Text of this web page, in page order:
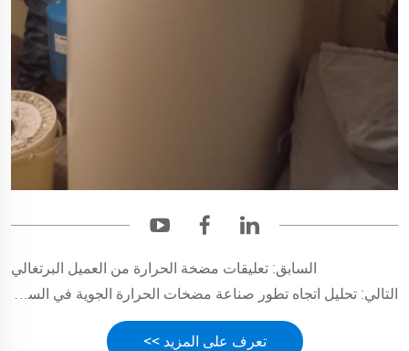
السابق: تعليقات مضخة الحرارة من العميل البرتغالي
التالي: تحليل اتجاه تطور صناعة مضخات الحرارة الجوية في السوق الأوروبي
تعرف على المزيد >>